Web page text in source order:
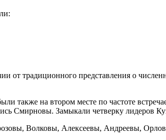
от традиционного представления о
также на втором месте по частоте
Смирновы. Замыкали четверку лидеров
Волковы, Алексеевы, Андреевы,